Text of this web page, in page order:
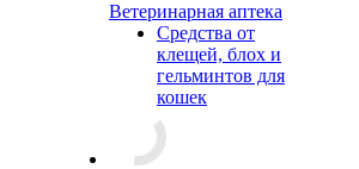
Ветеринарная аптека
Средства от
клещей, блох и
гельминтов для
кошек